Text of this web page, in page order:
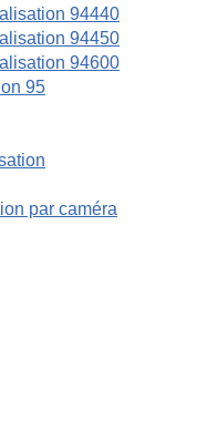
94440
94450
94600
95
par caméra